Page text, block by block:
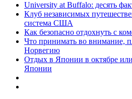
University at Buffalo: десять
Клуб независимых
система США
Как безопасно отдохнуть с
Что принимать во внимание,
Норвегию
Отдых в Японии в октябре
Японии